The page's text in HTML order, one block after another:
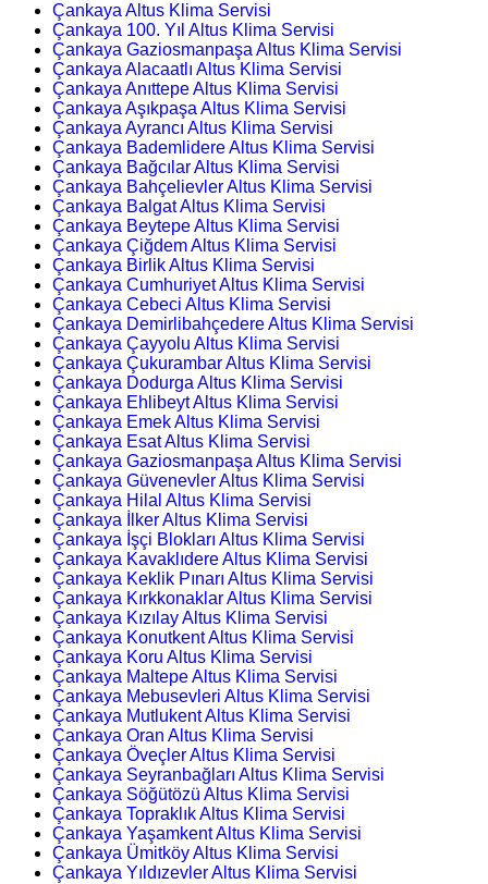
Çankaya Altus Klima Servisi
Çankaya 100. Yıl Altus Klima Servisi
Çankaya Gaziosmanpaşa Altus Klima Servisi
Çankaya Alacaatlı Altus Klima Servisi
Çankaya Anıttepe Altus Klima Servisi
Çankaya Aşıkpaşa Altus Klima Servisi
Çankaya Ayrancı Altus Klima Servisi
Çankaya Bademlidere Altus Klima Servisi
Çankaya Bağcılar Altus Klima Servisi
Çankaya Bahçelievler Altus Klima Servisi
Çankaya Balgat Altus Klima Servisi
Çankaya Beytepe Altus Klima Servisi
Çankaya Çiğdem Altus Klima Servisi
Çankaya Birlik Altus Klima Servisi
Çankaya Cumhuriyet Altus Klima Servisi
Çankaya Cebeci Altus Klima Servisi
Çankaya Demirlibahçedere Altus Klima Servisi
Çankaya Çayyolu Altus Klima Servisi
Çankaya Çukurambar Altus Klima Servisi
Çankaya Dodurga Altus Klima Servisi
Çankaya Ehlibeyt Altus Klima Servisi
Çankaya Emek Altus Klima Servisi
Çankaya Esat Altus Klima Servisi
Çankaya Gaziosmanpaşa Altus Klima Servisi
Çankaya Güvenevler Altus Klima Servisi
Çankaya Hilal Altus Klima Servisi
Çankaya İlker Altus Klima Servisi
Çankaya İşçi Blokları Altus Klima Servisi
Çankaya Kavaklıdere Altus Klima Servisi
Çankaya Keklik Pınarı Altus Klima Servisi
Çankaya Kırkkonaklar Altus Klima Servisi
Çankaya Kızılay Altus Klima Servisi
Çankaya Konutkent Altus Klima Servisi
Çankaya Koru Altus Klima Servisi
Çankaya Maltepe Altus Klima Servisi
Çankaya Mebusevleri Altus Klima Servisi
Çankaya Mutlukent Altus Klima Servisi
Çankaya Oran Altus Klima Servisi
Çankaya Öveçler Altus Klima Servisi
Çankaya Seyranbağları Altus Klima Servisi
Çankaya Söğütözü Altus Klima Servisi
Çankaya Topraklık Altus Klima Servisi
Çankaya Yaşamkent Altus Klima Servisi
Çankaya Ümitköy Altus Klima Servisi
Çankaya Yıldızevler Altus Klima Servisi